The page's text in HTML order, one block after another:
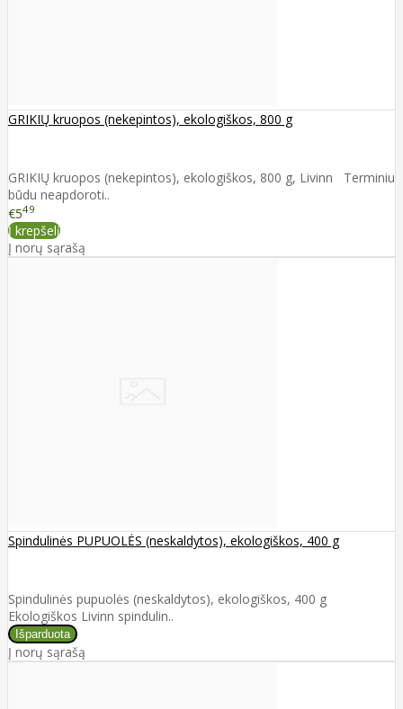
GRIKIŲ kruopos (nekepintos), ekologiškos, 800 g
GRIKIŲ kruopos (nekepintos), ekologiškos, 800 g, Livinn Terminiu
būdu neapdoroti..
€549
Į krepšelį
Į norų sąrašą
Spindulinės PUPUOLĖS (neskaldytos), ekologiškos, 400 g
Spindulinės pupuolės (neskaldytos), ekologiškos, 400 g
Ekologiškos Livinn spindulin..
Į norų sąrašą